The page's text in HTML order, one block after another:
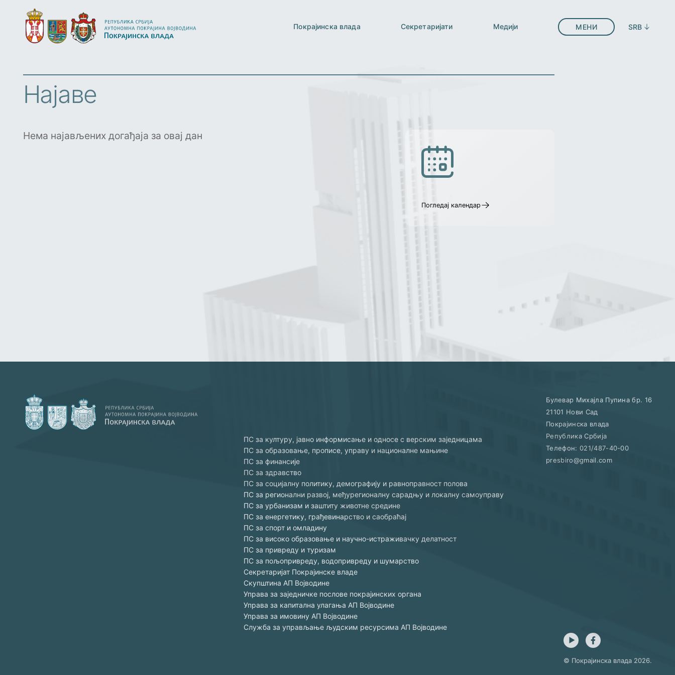
Покрајинска влада Секретаријати Медији МЕНИ SRB
Најаве
Нема најављених догађаја за овај дан
Погледај календар
ПС за културу, јавно информисање и односе с верским заједницама
ПС за образовање, прописе, управу и националне мањине
ПС за финансије
ПС за здравство
ПС за социјалну политику, демографију и равноправност полова
ПС за регионални развој, међурегионалну сарадњу и локалну самоуправу
ПС за урбанизам и заштиту животне средине
ПС за енергетику, грађевинарство и саобраћај
ПС за спорт и омладину
ПС за високо образовање и научно-истраживачку делатност
ПС за привреду и туризам
ПС за пољопривреду, водопривреду и шумарство
Секретаријат Покрајинске владе
Скупштина АП Војводине
Управа за заједничке послове покрајинских органа
Управа за капитална улагања АП Војводине
Управа за имовину АП Војводине
Служба за управљање људским ресурсима АП Војводине
Булевар Михајла Пупина бр. 16
21101 Нови Сад
Покрајинска влада
Република Србија
Телефон: 021/487-40-00
presbiro@gmail.com
© Покрајинска влада 2026.